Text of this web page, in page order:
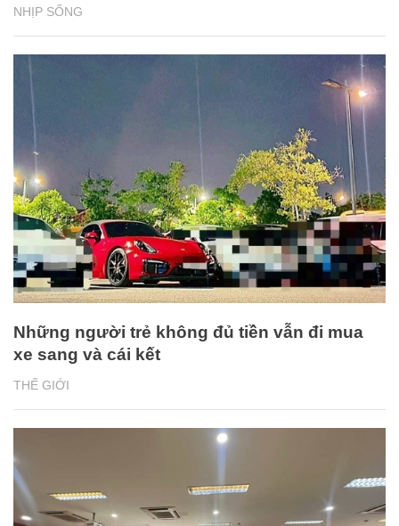
NHỊP SỐNG
THẾ GIỚI
Những người trẻ không đủ tiền vẫn đi mua
xe sang và cái kết